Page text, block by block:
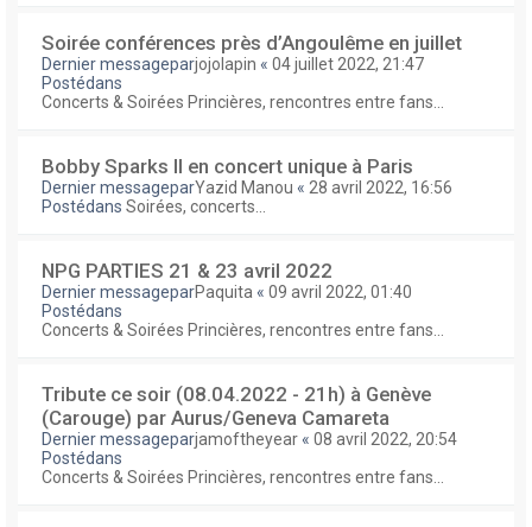
Soirée conférences près d’Angoulême en juillet
Dernier messageparjojolapin « 04 juillet 2022, 21:47
Postédans
Concerts & Soirées Princières, rencontres entre fans...
Bobby Sparks II en concert unique à Paris
Dernier messageparYazid Manou « 28 avril 2022, 16:56
Postédans Soirées, concerts...
NPG PARTIES 21 & 23 avril 2022
Dernier messageparPaquita « 09 avril 2022, 01:40
Postédans
Concerts & Soirées Princières, rencontres entre fans...
Tribute ce soir (08.04.2022 - 21h) à Genève
(Carouge) par Aurus/Geneva Camareta
Dernier messageparjamoftheyear « 08 avril 2022, 20:54
Postédans
Concerts & Soirées Princières, rencontres entre fans...